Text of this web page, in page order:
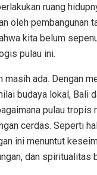
ruang
oleh pembangunan
kita belum
pulau ini.
masih ada. Dengan
budaya lokal, Bali
pulau tropis
cerdas. Seperti
ini menuntut
dan spiritualitas